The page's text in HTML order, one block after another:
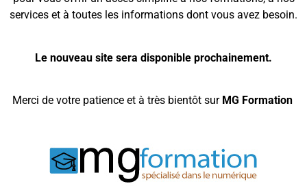
services et à toutes les informations dont vous avez besoin.
Le nouveau site sera disponible prochainement.
Merci de votre patience et à très bientôt sur MG Formation